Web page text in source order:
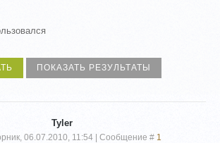
Tyler
06.07.2010, 11:54 | Сообщение # 1